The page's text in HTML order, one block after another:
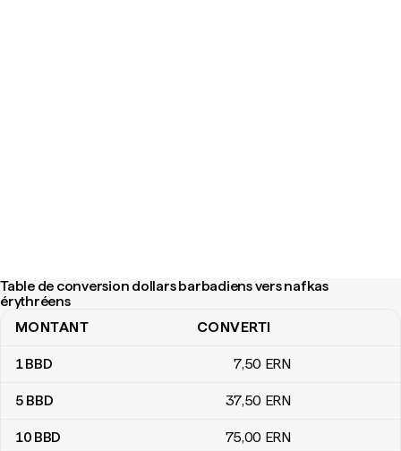
Table de conversion dollars barbadiens vers nafkas
érythréens
Table de conversion dollars barbadiens vers nafkas érythréens
MONTANT CONVERTI
1BBD 7,50 ERN
5 BBD 37,50 ERN
10 BBD 75,00 ERN